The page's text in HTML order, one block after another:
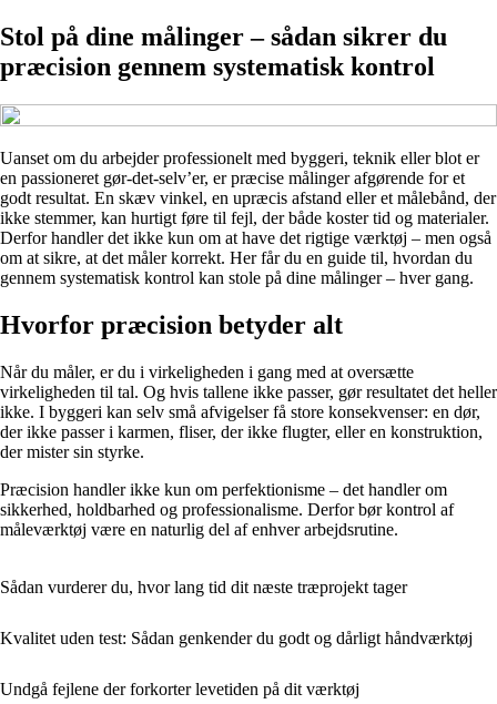
Stol på dine målinger – sådan sikrer du
præcision gennem systematisk kontrol
Uanset om du arbejder professionelt med byggeri, teknik eller blot er
en passioneret gør-det-selv’er, er præcise målinger afgørende for et
godt resultat. En skæv vinkel, en upræcis afstand eller et målebånd, der
ikke stemmer, kan hurtigt føre til fejl, der både koster tid og materialer.
Derfor handler det ikke kun om at have det rigtige værktøj – men også
om at sikre, at det måler korrekt. Her får du en guide til, hvordan du
gennem systematisk kontrol kan stole på dine målinger – hver gang.
Hvorfor præcision betyder alt
Når du måler, er du i virkeligheden i gang med at oversætte
virkeligheden til tal. Og hvis tallene ikke passer, gør resultatet det heller
ikke. I byggeri kan selv små afvigelser få store konsekvenser: en dør,
der ikke passer i karmen, fliser, der ikke flugter, eller en konstruktion,
der mister sin styrke.
Præcision handler ikke kun om perfektionisme – det handler om
sikkerhed, holdbarhed og professionalisme. Derfor bør kontrol af
måleværktøj være en naturlig del af enhver arbejdsrutine.
Sådan vurderer du, hvor lang tid dit næste træprojekt tager
Kvalitet uden test: Sådan genkender du godt og dårligt håndværktøj
Undgå fejlene der forkorter levetiden på dit værktøj